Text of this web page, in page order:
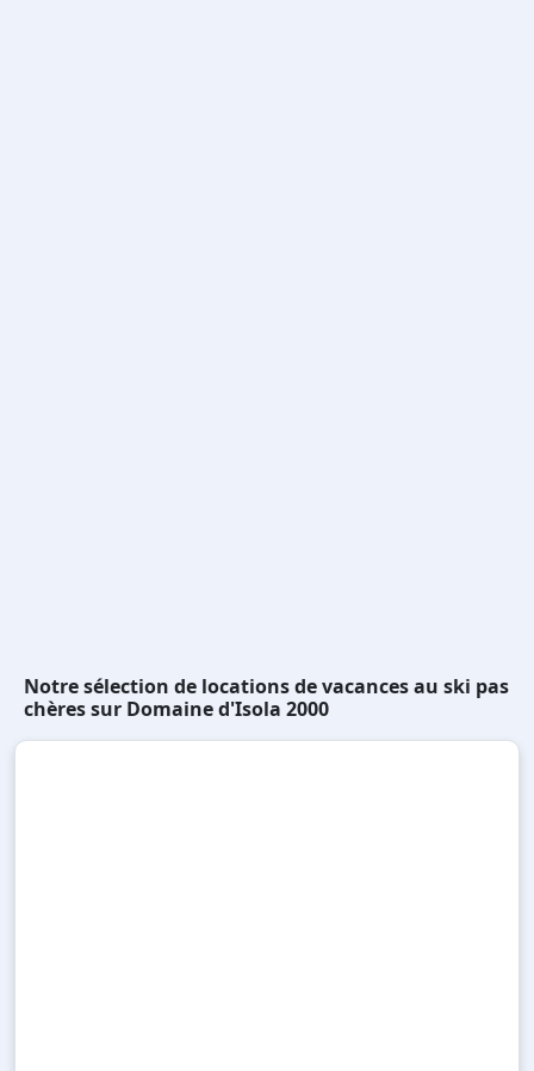
Notre sélection de locations de vacances au ski pas
chères sur Domaine d'Isola 2000